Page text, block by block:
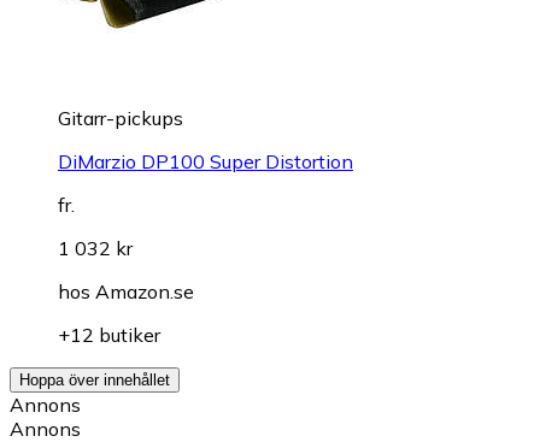
Gitarr-pickups
DiMarzio DP100 Super Distortion
fr.
1 032 kr
hos Amazon.se
+12 butiker
Hoppa över innehållet
Annons
Annons